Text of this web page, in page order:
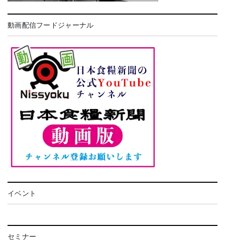
動画配信フードジャーナル
イベント
セミナー